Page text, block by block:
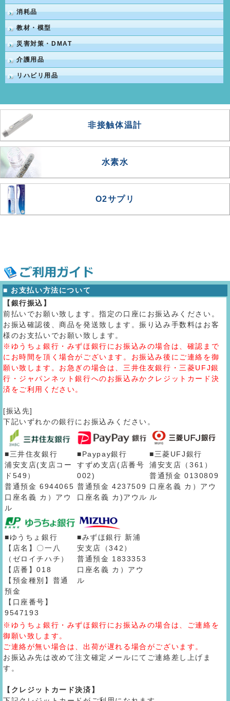
消耗品
教材・模型
災害対策・DMAT
介護用品
リハビリ用品
非接触体温計
水素水
O2サプリ
■ お支払い方法について
【銀行振込】
前払いでお願い致します。指定の口座にお振込みください。
お振込確認後、商品を発送致します。振り込み手数料はお客
様のお支払いでお願い致します。
※ゆうちょ銀行・みずほ銀行にお振込みの場合は、確認まで
にお時間を頂く場合がございます。お振込み後にご連絡を御
願い致します。お急ぎの場合は、三井住友銀行・三菱UFJ銀
行・ジャパンネット銀行へのお振込みかクレジットカード決
済をご利用ください。
[振込先]
下記いずれかの銀行にお振込みください。
■三井住友銀行
浦安支店(支店コー
ド549）
普通預金 6944065
口座名義 カ）アウ
ル
■Paypay銀行
すずめ支店(店番号
002)
普通預金 4237509
口座名義 カ)アウル
■三菱UFJ銀行
浦安支店（361）
普通預金 0130809
口座名義 カ）アウ
ル
■ゆうちょ銀行
【店名】〇一八
（ゼロイチハチ）
【店番】018
【預金種別】普通
預金
【口座番号】
9547193
■みずほ銀行 新浦
安支店（342）
普通預金 1833353
口座名義 カ）アウ
ル
※ゆうちょ銀行・みずほ銀行にお振込みの場合は、ご連絡を
御願い致します。
ご連絡が無い場合は、出荷が遅れる場合がございます。
お振込み先は改めて注文確定メールにてご連絡差し上げま
す。
【クレジットカード決済】